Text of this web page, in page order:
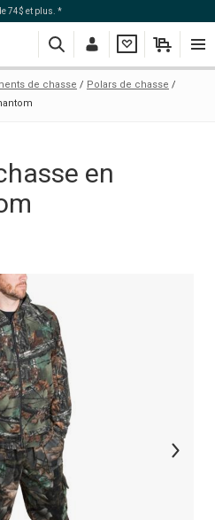
74$ et plus. *
Recherche
Me Ma Mon
de chasse
Polars de chasse
en